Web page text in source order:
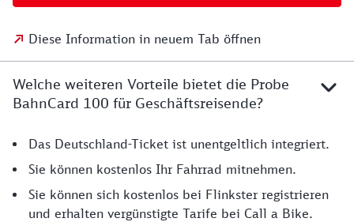
Diese Information in neuem Tab öffnen
Welche weiteren Vorteile bietet die Probe
BahnCard 100 für Geschäftsreisende?
Das Deutschland-Ticket ist unentgeltlich integriert.
Sie können kostenlos Ihr Fahrrad mitnehmen.
Sie können sich kostenlos bei Flinkster registrieren
und erhalten vergünstigte Tarife bei Call a Bike.